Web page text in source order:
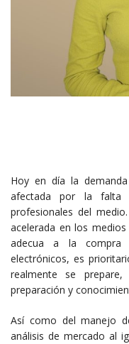
Hoy en día la
afectada por la falta
profesionales del
acelerada en los
adecua a la compra
electrónicos, es
realmente se
preparación y
Así como del manejo
análisis de mercado al